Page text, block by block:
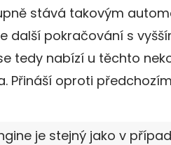
stává takovým
další pokračování s
tedy nabízí u těchto
Přináší oproti
je stejný jako v